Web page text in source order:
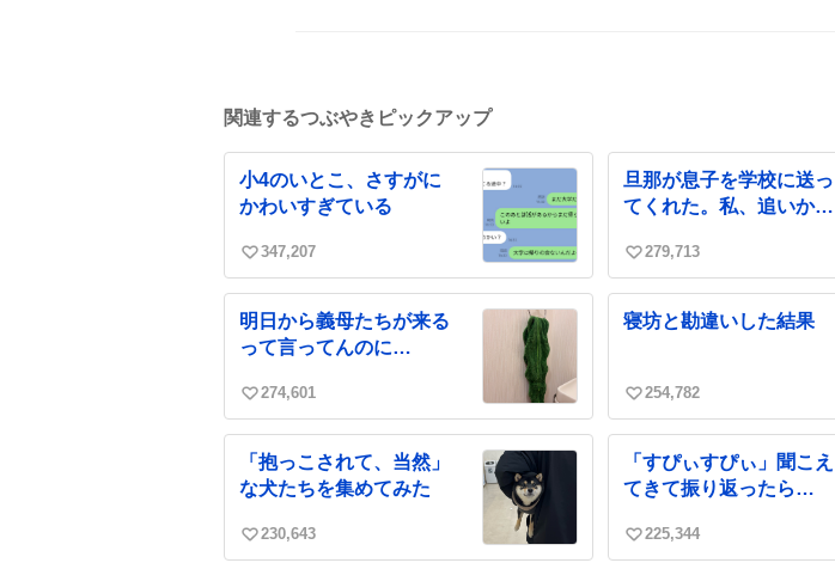
関連するつぶやきピックアップ
小4のいとこ、さすがに
かわいすぎている
い
ね
数
347,207
旦那が息子を学校に送っ
てくれた。私、追いかけ
い
ね
数
279,713
明日から義母たちが来る
って言ってんのに…
い
ね
数
274,601
寝坊と勘違いした結果
い
ね
数
254,782
「抱っこされて、当然」
な犬たちを集めてみた
い
230,643
「すぴぃすぴぃ」聞こえ
てきて振り返ったら…
い
225,344